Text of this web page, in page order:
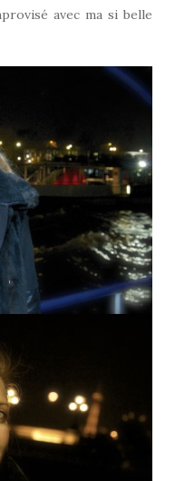
avec ma si belle